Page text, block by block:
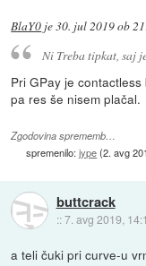
BlaY0 je30. jul 2019 ob
Ni Treba tipkat, saj
Pri GPay je
pa res še nisem plačal.
Zgodovina sprememb…
spremenilo:jype(2. avg
buttcrack
::7. avg 2019,
a teli čuki pri curve-u